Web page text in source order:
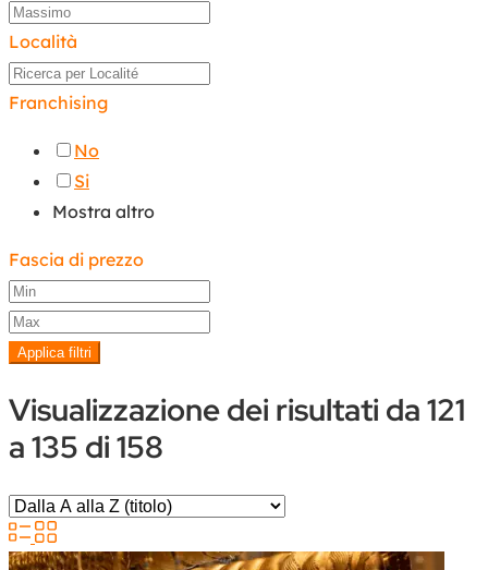
Località
Franchising
No
Si
Mostra altro
Fascia di prezzo
Applica filtri
Visualizzazione dei risultati da 121
a 135 di 158